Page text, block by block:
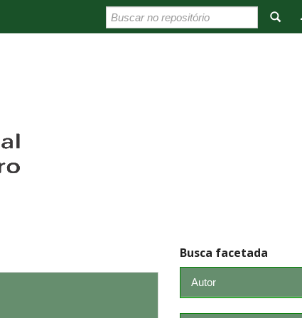
Busca facetada
Autor